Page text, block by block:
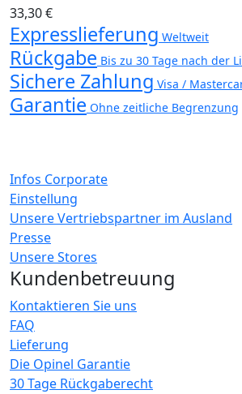
33,30 €
Expresslieferung Weltweit
Rückgabe Bis zu 30 Tage nach der
Sichere Zahlung Visa /
Garantie Ohne zeitliche Begrenzung
Infos Corporate
Einstellung
Unsere Vertriebspartner im Ausland
Presse
Unsere Stores
Kundenbetreuung
Kontaktieren Sie uns
FAQ
Lieferung
Die Opinel Garantie
30 Tage Rückgaberecht